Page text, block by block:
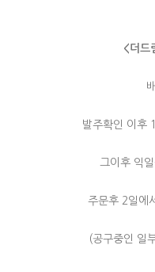
<더드
발주확인 이후
그이후 익
주문후 2일에
(공구중인 일